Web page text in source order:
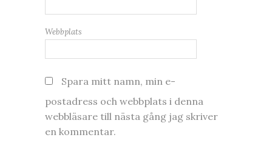
Webbplats
Spara mitt namn, min e-
postadress och webbplats i denna
webbläsare till nästa gång jag skriver
en kommentar.